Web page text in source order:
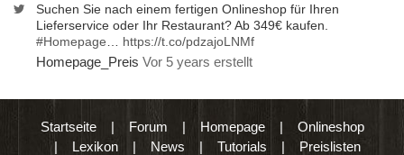
Suchen Sie nach einem fertigen Onlineshop für Ihren
Lieferservice oder Ihr Restaurant? Ab 349€ kaufen.
#Homepage
https://t.co/pdzajoLNMf
Homepage_Preis Vor 5 years erstellt
Startseite| Forum | Homepage| Onlineshop
| Lexikon | News | Tutorials | Preislisten